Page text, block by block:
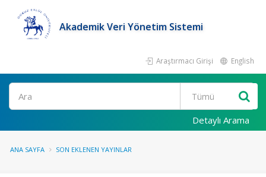
Akademik Veri Yönetim Sistemi
Araştırmacı Girişi English
Ara
Detaylı Arama
ANA SAYFA SON EKLENEN YAYINLAR